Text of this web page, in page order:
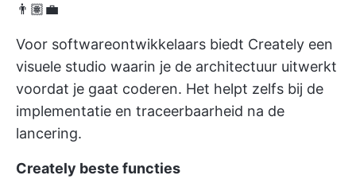
👨🏽‍💼
Voor softwareontwikkelaars biedt Creately een
visuele studio waarin je de architectuur uitwerkt
voordat je gaat coderen. Het helpt zelfs bij de
implementatie en traceerbaarheid na de
lancering.
Creately beste functies